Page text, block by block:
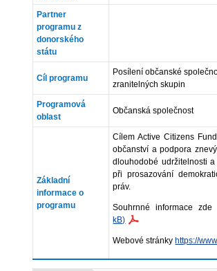
Partner
programu z
donorského
státu
Cíl programu
Posílení občanské
zranitelných skupin
Programová
oblast
Občanská společnost
Základní
informace o
programu
Cílem Active Citizens
občanství a podpora
dlouhodobé udržitelnosti
při prosazování
práv.
Souhrnné informace
kB)
Webové stránky https://